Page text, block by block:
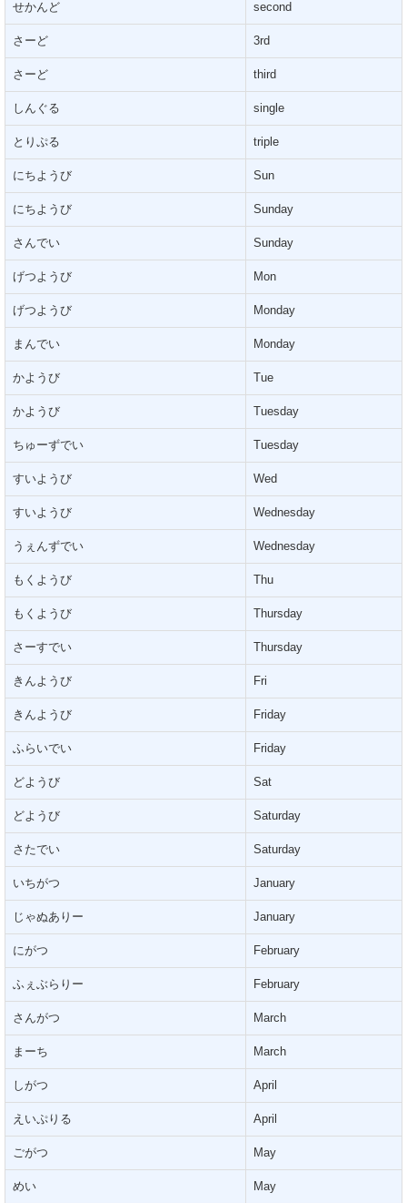
せかんど second
さーど 3rd
さーど third
しんぐる single
とりぷる triple
にちようび Sun
にちようび Sunday
さんでい Sunday
げつようび Mon
げつようび Monday
まんでい Monday
かようび Tue
かようび Tuesday
ちゅーずでい Tuesday
すいようび Wed
すいようび Wednesday
うぇんずでい Wednesday
もくようび Thu
もくようび Thursday
さーすでい Thursday
きんようび Fri
きんようび Friday
ふらいでい Friday
どようび Sat
どようび Saturday
さたでい Saturday
いちがつ January
じゃぬありー January
にがつ February
ふぇぶらりー February
さんがつ March
まーち March
しがつ April
えいぷりる April
ごがつ May
めい May